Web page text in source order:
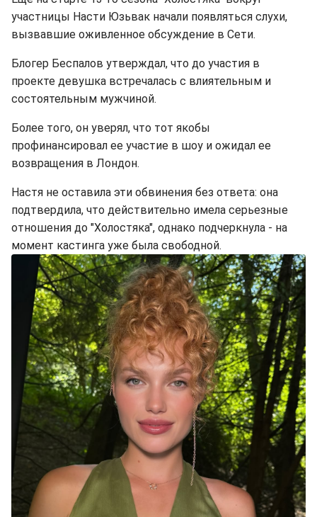
участницы Насти Юзьвак начали появляться слухи,
вызвавшие оживленное обсуждение в Сети.
Блогер Беспалов утверждал, что до участия в
проекте девушка встречалась с влиятельным и
состоятельным мужчиной.
Более того, он уверял, что тот якобы
профинансировал ее участие в шоу и ожидал ее
возвращения в Лондон.
Настя не оставила эти обвинения без ответа: она
подтвердила, что действительно имела серьезные
отношения до "Холостяка", однако подчеркнула - на
момент кастинга уже была свободной.